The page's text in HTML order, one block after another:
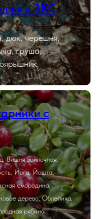
с ЗКС
дюк, черешня,
груша,
с
Вишня войлочная,
Ирга, Йошта,
смородина,
дерево, Облепиха,
рябина.